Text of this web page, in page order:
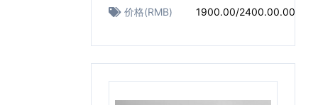
价格(RMB)
1900.00/2400.00.00